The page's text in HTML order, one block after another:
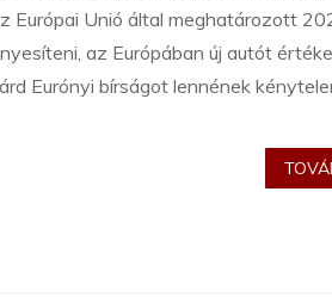
Európai Unió által meghatározott
az Európában új autót
Eurónyi bírságot lennének